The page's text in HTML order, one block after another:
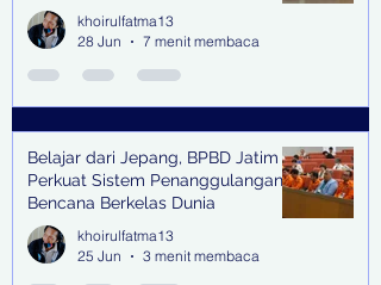
khoirulfatma13
28 Jun
7 menit membaca
Belajar dari Jepang, BPBD Jatim
Perkuat Sistem Penanggulangan
Bencana Berkelas Dunia
khoirulfatma13
25 Jun
3 menit membaca